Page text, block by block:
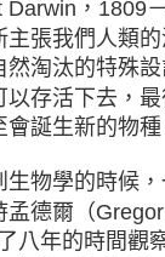
Darwin，1809
張我們人類的
然淘汰的特殊
以存活下去，
誕生新的物種
生物學的時候
德爾（
八年的時間觀